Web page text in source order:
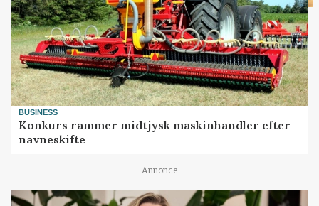
BUSINESS
Konkurs rammer midtjysk maskinhandler efter
navneskifte
Annonce